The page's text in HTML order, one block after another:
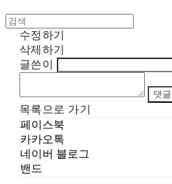
수정하기
삭제하기
글쓴이
댓
목록으로 가기
페이스북
카카오톡
네이버 블로그
밴드